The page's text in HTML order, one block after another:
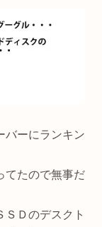
バーにランキン
てたので無事だ
Ｄのデスクト